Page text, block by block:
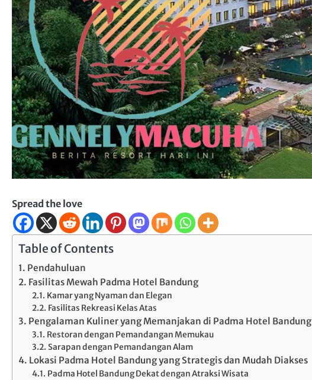
Spread the love
Table of Contents
Pendahuluan
Fasilitas Mewah Padma Hotel Bandung
Kamar yang Nyaman dan Elegan
Fasilitas Rekreasi Kelas Atas
Pengalaman Kuliner yang Memanjakan di Padma Hotel Bandung
Restoran dengan Pemandangan Memukau
Sarapan dengan Pemandangan Alam
Lokasi Padma Hotel Bandung yang Strategis dan Mudah Diakses
Padma Hotel Bandung Dekat dengan Atraksi Wisata